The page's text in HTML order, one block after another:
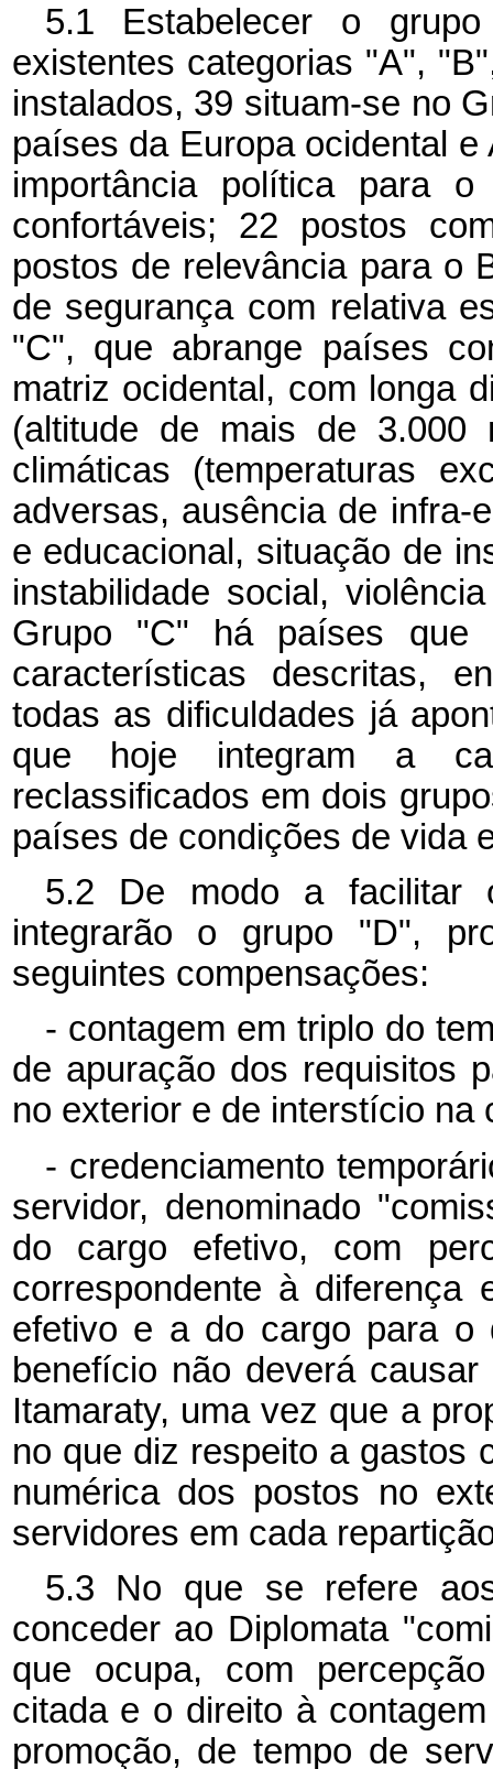
5.1 Estabelecer o
existentes categorias "A",
instalados, 39 situam-se no
países da Europa ocidental
importância política para
confortáveis; 22 postos
postos de relevância para o
de segurança com relativa
"C", que abrange países
matriz ocidental, com longa
(altitude de mais de
climáticas (temperaturas
adversas, ausência de infra-
e educacional, situação de
instabilidade social,
Grupo "C" há países que
características descritas,
todas as dificuldades já
que hoje integram a
reclassificados em dois
países de condições de vida
5.2 De modo a facilitar
integrarão o grupo "D",
seguintes compensações:
- contagem em triplo do
de apuração dos requisitos
no exterior e de interstício na
- credenciamento
servidor, denominado
do cargo efetivo, com
correspondente à diferença
efetivo e a do cargo para o
benefício não deverá
Itamaraty, uma vez que a
no que diz respeito a gastos
numérica dos postos no
servidores em cada
5.3 No que se refere
conceder ao Diplomata
que ocupa, com
citada e o direito à
promoção, de tempo de